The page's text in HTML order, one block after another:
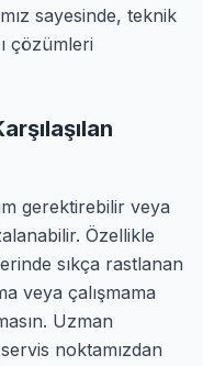
sayesinde, teknik
çözümleri
gerektirebilir veya
Özellikle
sıkça rastlanan
veya çalışmama
Uzman
noktamızdan